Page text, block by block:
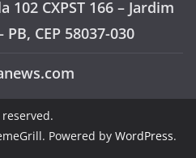
102 CXPST 166 – Jardim
CEP 58037-030
Powered by WordPress.